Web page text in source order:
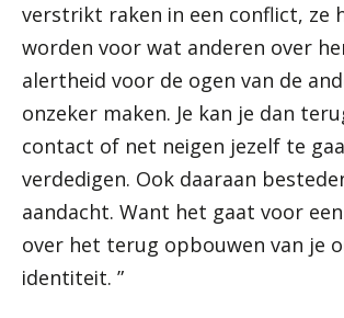
verstrikt raken in een conflict, ze
worden voor wat anderen over
alertheid voor de ogen van de
onzeker maken. Je kan je dan
contact of net neigen jezelf te
verdedigen. Ook daaraan
aandacht. Want het gaat voor
over het terug opbouwen van je
identiteit. ”